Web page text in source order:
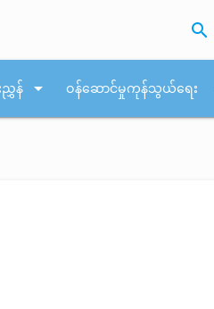
search
ညွှန် arrow_drop_down ဝန်ဆောင်မှုကုန်သွယ်ရေး